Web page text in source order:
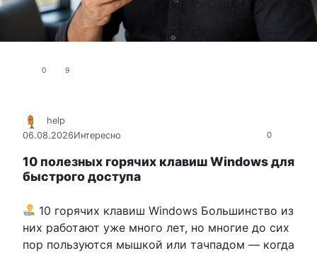
0 9
0
help
06.08.2026Интересно
10 полезных горячих клавиш Windows для
быстрого доступа
10 горячих клавиш Windows Большинство из
них работают уже много лет, но многие до сих
пор пользуются мышкой или тачпадом — когда